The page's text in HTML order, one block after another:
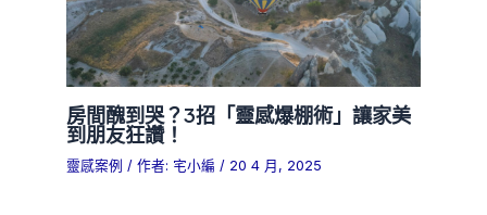
房間醜到哭？3招「靈感爆棚術」讓家美
到朋友狂讚！
靈感案例 / 作者: 宅小編 / 20 4 月, 2025